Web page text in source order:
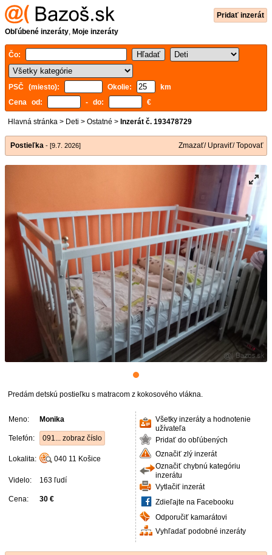
Pridať inzerát
Obľúbené inzeráty, Moje inzeráty
Čo:
PSČ (miesto): Okolie:
km
Cena od:
- do: €
Hlavná stránka > Deti > Ostatné > Inzerát č. 193478729
Postieľka - [9.7. 2026] Zmazať/ Upraviť/ Topovať
Predám detskú postieľku s matracom z kokosového vlákna.
Meno: Monika
Telefón: 091... zobraz číslo
Lokalita: 040 11 Košice
Videlo: 163 ľudí
Cena: 30 €
Všetky inzeráty a hodnotenie
užívateľa
Pridať do obľúbených
Označiť zlý inzerát
Označiť chybnú kategóriu
inzerátu
Vytlačiť inzerát
Zdieľajte na Facebooku
Odporučiť kamarátovi
Vyhľadať podobné inzeráty